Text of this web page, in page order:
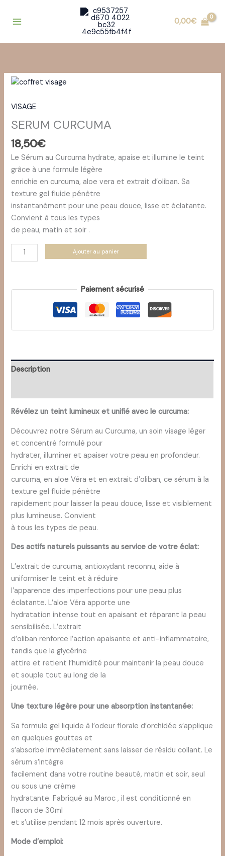
0,00€
VISAGE
SERUM CURCUMA
18,50€
Le Sérum au Curcuma hydrate, apaise et illumine le teint
grâce à une formule légère
enrichie en curcuma, aloe vera et extrait d’oliban. Sa
texture gel fluide pénètre
instantanément pour une peau douce, lisse et éclatante.
Convient à tous les types
de peau, matin et soir .
quantité
de
Ajouter au panier
Paiement sécurisé
Description
Révélez un teint lumineux et unifié avec le curcuma:
Découvrez notre Sérum au Curcuma, un soin visage léger
et concentré formulé pour
hydrater, illuminer et apaiser votre peau en profondeur.
Enrichi en extrait de
curcuma, en aloe Véra et en extrait d’oliban, ce sérum à la
texture gel fluide pénètre
rapidement pour laisser la peau douce, lisse et visiblement
plus lumineuse. Convient
à tous les types de peau.
Des actifs naturels puissants au service de votre éclat:
L’extrait de curcuma, antioxydant reconnu, aide à
uniformiser le teint et à réduire
l’apparence des imperfections pour une peau plus
éclatante. L’aloe Véra apporte une
hydratation intense tout en apaisant et réparant la peau
sensibilisée. L’extrait
d’oliban renforce l’action apaisante et anti-inflammatoire,
tandis que la glycérine
attire et retient l’humidité pour maintenir la peau douce
et souple tout au long de la
journée.
Une texture légère pour une absorption instantanée:
Sa formule gel liquide à l’odeur florale d’orchidée s’applique
en quelques gouttes et
s’absorbe immédiatement sans laisser de résidu collant. Le
sérum s’intègre
facilement dans votre routine beauté, matin et soir, seul
ou sous une crème
hydratante. Fabriqué au Maroc , il est conditionné en
flacon de 30ml
et s’utilise pendant 12 mois après ouverture.
Mode d’emploi: